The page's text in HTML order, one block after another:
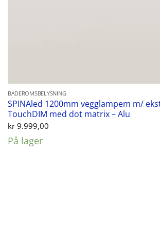
BADEROMSBELYSNING
SPINAled 1200mm vegglampem m/
TouchDIM med dot matrix – Alu
kr9.999,00
På lager